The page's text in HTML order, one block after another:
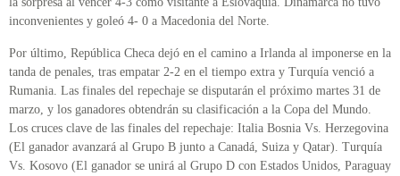
inconvenientes y goleó 4- 0 a Macedonia del Norte.
Por último, República Checa dejó en el camino a Irlanda al imponerse en la
tanda de penales, tras empatar 2-2 en el tiempo extra y Turquía venció a
Rumania. Las finales del repechaje se disputarán el próximo martes 31 de
marzo, y los ganadores obtendrán su clasificación a la Copa del Mundo.
Los cruces clave de las finales del repechaje: Italia Bosnia Vs. Herzegovina
(El ganador avanzará al Grupo B junto a Canadá, Suiza y Qatar). Turquía
Vs. Kosovo (El ganador se unirá al Grupo D con Estados Unidos, Paraguay